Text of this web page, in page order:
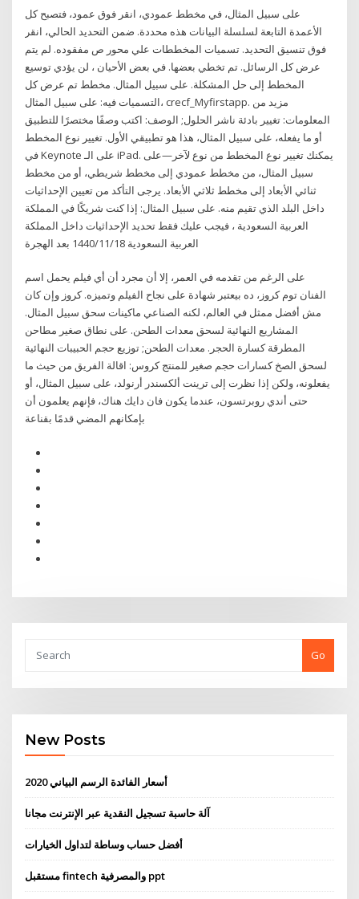
على سبيل المثال، في مخطط عمودي، انقر فوق عمود، فتصبح كل
الأعمدة التابعة لسلسلة البيانات هذه محددة. ضمن التحديد الحالي، انقر
فوق تنسيق التحديد. تسميات المخططات علي محور ص مفقوده. لم يتم
عرض كل الرسائل. تم تخطي بعضها. في بعض الأحيان ، لن يؤدي توسيع
المخطط إلى حل المشكلة. على سبيل المثال. مخطط تم عرض كل
التسميات فيه: على سبيل المثال، crecf_Myfirstapp. مزيد من
المعلومات: تغيير بادئة ناشر الحلول; الوصف: اكتب وصفًا مختصرًا للتطبيق
أو ما يفعله، على سبيل المثال، هذا هو تطبيقي الأول. تغيير نوع المخطط
في Keynote على الـ iPad. يمكنك تغيير نوع المخطط من نوع لآخر—على
سبيل المثال، من مخطط عمودي إلى مخطط شريطي، أو من مخطط
ثنائي الأبعاد إلى مخطط ثلاثي الأبعاد. يرجى التأكد من تعيين الإحداثيات
داخل البلد الذي تقيم منه. على سبيل المثال: إذا كنت شريكًا في المملكة
العربية السعودية ، فيجب عليك فقط تحديد الإحداثيات داخل المملكة
العربية السعودية 18‏‏/11‏‏/1440 بعد الهجرة
على الرغم من تقدمه في العمر، إلا أن مجرد أن أي فيلم يحمل اسم
الفنان توم كروز، ده بيعتبر شهادة على نجاح الفيلم وتميزه. كروز وإن كان
مش أفضل ممثل في العالم، لكنه الصناعي ماكينات سحق سبيل المثال.
المشاريع النهائية لسحق معدات الطحن. على نطاق صغير مطاحن
المطرقة كسارة الحجر. معدات الطحن; توزيع حجم الحبيبات النهائية
لسحق الصخ كسارات حجم صغير للمنتج كروس: اقالة الفريق من حيث ما
يفعلونه، ولكن إذا نظرت إلى ترينت ألكسندر أرنولد، على سبيل المثال، أو
حتى أندي روبرتسون، عندما يكون فان دايك هناك، فإنهم يعلمون أن
بإمكانهم المضي قدمًا بقناعة
Go
New Posts
أسعار الفائدة الرسم البياني 2020
آلة حاسبة تسجيل النقدية عبر الإنترنت مجانا
أفضل حساب وساطة لتداول الخيارات
مستقبل fintech والمصرفية ppt